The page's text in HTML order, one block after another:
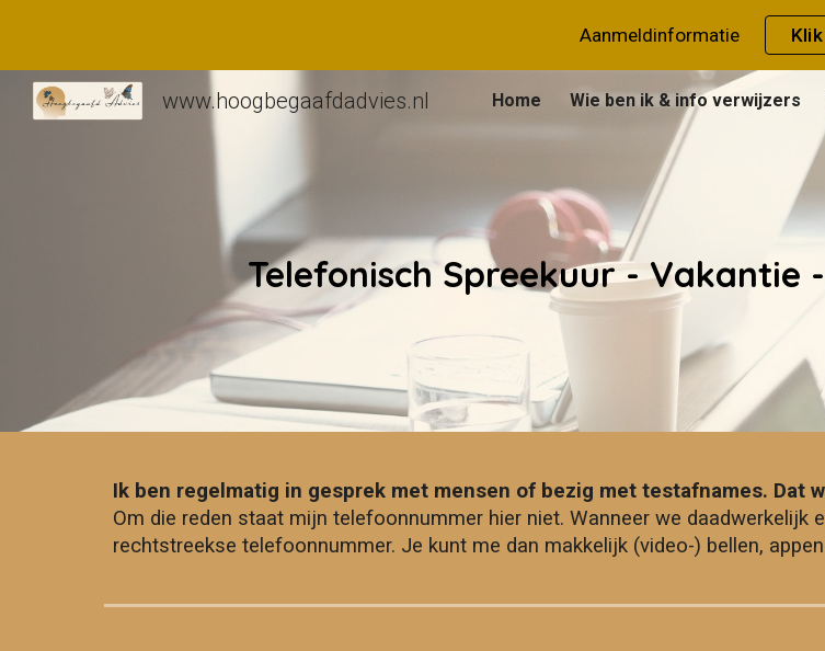
Skip to main contentAanmeldinformatie
www.hoogbegaafdadvies.nl Home Wie ben ik & info verwijzers
Telefonisch Spreekuur - Vakantie
Ik ben regelmatig in gesprek met mensen of bezig met testafnames. Dat
Om die reden staat mijn telefoonnummer hier niet. Wanneer we daadwerkelijk
rechtstreekse telefoonnummer. Je kunt me dan makkelijk (video-) bellen,